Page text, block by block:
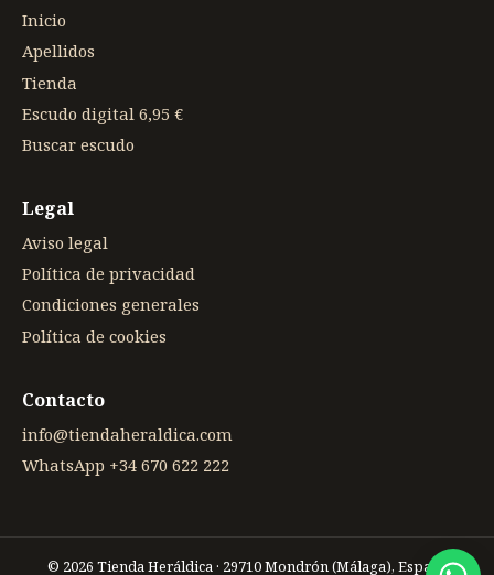
Inicio
Apellidos
Tienda
Escudo digital 6,95 €
Buscar escudo
Legal
Aviso legal
Política de privacidad
Condiciones generales
Política de cookies
Contacto
info@tiendaheraldica.com
WhatsApp +34 670 622 222
© 2026 Tienda Heráldica · 29710 Mondrón (Málaga), España